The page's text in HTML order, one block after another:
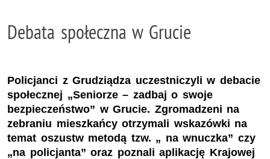
Debata społeczna w Grucie
Policjanci z Grudziądza uczestniczyli w debacie
społecznej „Seniorze – zadbaj o swoje
bezpieczeństwo” w Grucie. Zgromadzeni na
zebraniu mieszkańcy otrzymali wskazówki na
temat oszustw metodą tzw. „ na wnuczka” czy
„na policjanta” oraz poznali aplikację Krajowej